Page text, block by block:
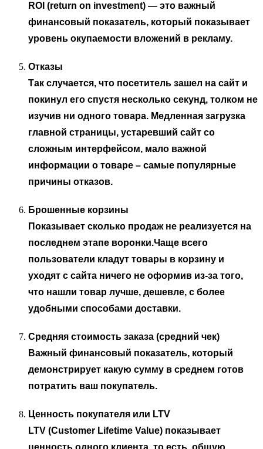
ROI (return on investment) — это важный
финансовый показатель, который показывает
уровень окупаемости вложений в рекламу.
Отказы
Так случается, что посетитель зашел на сайт и
покинул его спустя несколько секунд, толком не
изучив ни одного товара. Медленная загрузка
главной страницы, устаревший сайт со
сложным интерфейсом, мало важной
информации о товаре – самые популярные
причины отказов.
Брошенные корзины
Показывает сколько продаж не реализуется на
последнем этапе воронки.Чаще всего
пользователи кладут товары в корзину и
уходят с сайта ничего не оформив из-за того,
что нашли товар лучше, дешевле, с более
удобными способами доставки.
Средняя стоимость заказа (средний чек)
Важный финансовый показатель, который
демонстрирует какую сумму в среднем готов
потратить ваш покупатель.
Ценность покупателя или LTV
LTV (Customer Lifetime Value) показывает
ценность одного клиента, то есть, общую